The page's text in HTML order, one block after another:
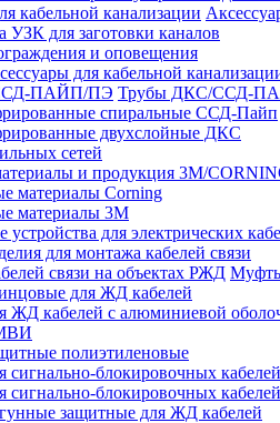
УЗК для заготовки каналов
и оповещения
для кабельной
Трубы ДКС/ССД-
спиральные ССД-Пайп
двухслойные ДКС
сетей
материалы Corning
материалы 3M
для электрических
для монтажа кабелей связи
Муфты
для ЖД кабелей
ЖД кабелей с алюминиевой
полиэтиленовые
блокировочных
блокировочных
защитные для ЖД кабелей